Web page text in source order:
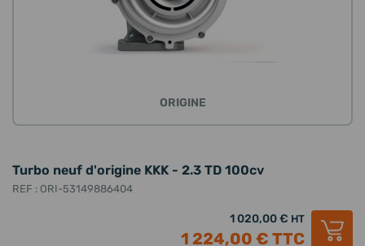
ORIGINE
Turbo neuf d'origine KKK - 2.3 TD 100cv
REF : ORI-53149886404
1 020,00 € HT
1 224,00 € TTC